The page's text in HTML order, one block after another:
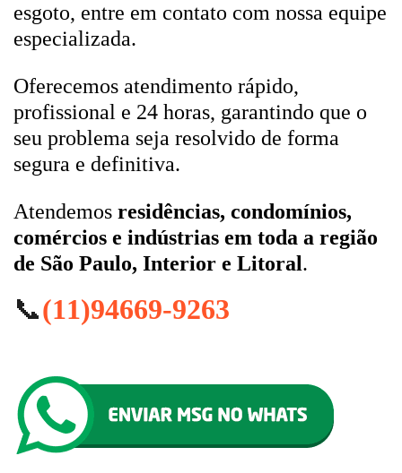
esgoto, entre em contato com nossa equipe
especializada.
Oferecemos atendimento rápido,
profissional e 24 horas, garantindo que o
seu problema seja resolvido de forma
segura e definitiva.
Atendemos residências, condomínios,
comércios e indústrias em toda a região
de São Paulo, Interior e Litoral.
📞(11)94669-9263